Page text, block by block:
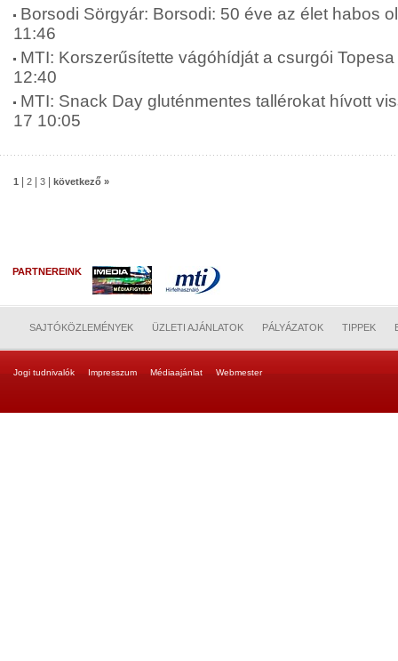
Borsodi Sörgyár: Borsodi: 50 éve az élet habos
11:46
MTI: Korszerűsítette vágóhídját a csurgói
12:40
MTI: Snack Day gluténmentes tallérokat hívott
17 10:05
1 2 3 következő »
PARTNEREINK
SAJTÓKÖZLEMÉNYEK ÜZLETI AJÁNLATOK PÁLYÁZATOK TIPPEK
Jogi tudnivalók Impresszum Médiaajánlat Webmester